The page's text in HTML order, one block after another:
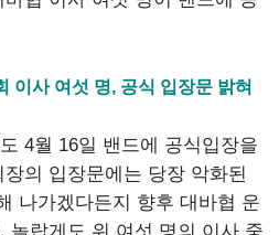
이사 여섯 명, 공식 입장문 밝혀
4월 16일 밴드에 공식입장을
의 입장문에는 당장 악화된
나가겠다든지 향후 대바협 운
놀랍게도 위 여섯 명의 이사 중